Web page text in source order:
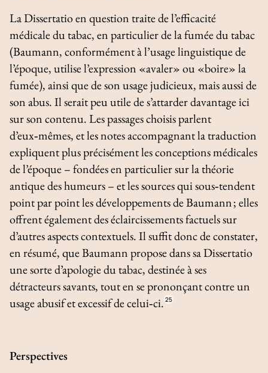
LaDissertatioen question traite de l’efficacité
médicale du tabac, en particulier de la fumée du tabac
(Baumann, conformément à l’usage linguistique de
l’époque, utilise l’expression «avaler» ou «boire» la
fumée), ainsi que de son usage judicieux, mais aussi de
son abus. Il serait peu utile de s’attarder davantage ici
sur son contenu. Les passages choisis parlent
d’eux‑mêmes, et les notes accompagnant la traduction
expliquent plus précisément les conceptions médicales
de l’époque – fondées en particulier sur la théorie
antique des humeurs – et les sources qui sous‑tendent
point par point les développements de Baumann ; elles
offrent également des éclaircissements factuels sur
d’autres aspects contextuels. Il suffit donc de constater,
en résumé, que Baumann propose dans saDissertatio
une sorte d’apologie du tabac, destinée à ses
détracteurs savants, tout en se prononçant contre un
usage abusif et excessif de celui‑ci. 25
Perspectives